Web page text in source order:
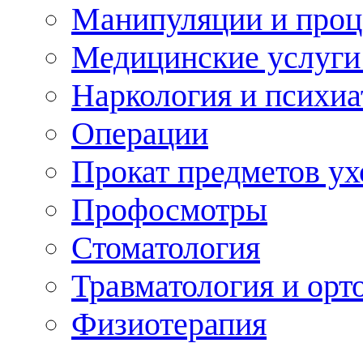
Манипуляции и
Медицинские
Наркология и
Операции
Прокат предметов
Профосмотры
Стоматология
Травматология и
Физиотерапия